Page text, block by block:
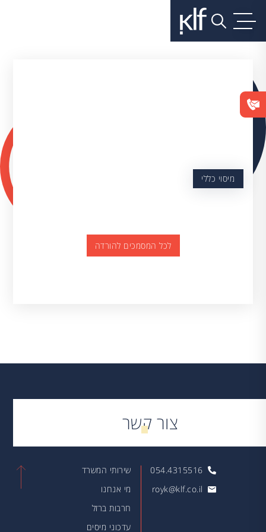
מיסוי כללי
לכל המסמכים להורדה
צור קשר
054.4315516
royk@klf.co.il
שירותי המשרד
מי אנחנו
חרבות ברזל
עדכוני מיסים